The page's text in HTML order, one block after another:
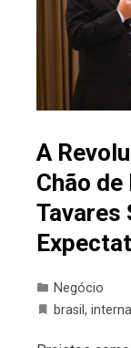
A
Chão
Tavares
Negócio
brasil ,